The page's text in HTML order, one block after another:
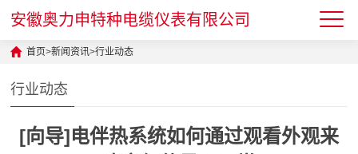
安徽奥力申特种电缆仪表有限公司
首页>新闻资讯>行业动态
行业动态
[向导]电伴热系统如何通过观看外观来